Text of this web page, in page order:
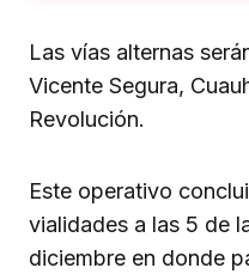
Las vías alternas
Vicente Segura,
Revolución.
Este operativo
vialidades a las 5 de
diciembre en donde